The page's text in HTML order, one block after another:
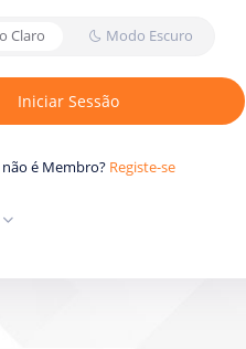
Claro Modo Escuro
Iniciar Sessão
é Membro? Registe-se